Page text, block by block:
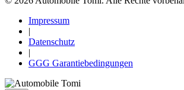
Impressum
|
Datenschutz
|
GGG Garantiebedingungen